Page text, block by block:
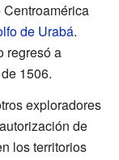
de Urabá.
regresó a
1506.
exploradores
de
los territorios